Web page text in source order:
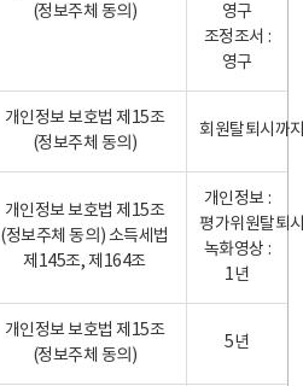
(정보주체 동의)
영구
조정조서 :
영구
개인정보 보호법 제15조
(정보주체 동의)
회원탈퇴시까
개인정보 보호법 제15조
(정보주체 동의) 소득세법
제145조, 제164조
개인정보 :
평가위원탈퇴
녹화영상 :
1년
개인정보 보호법 제15조
(정보주체 동의)
5년